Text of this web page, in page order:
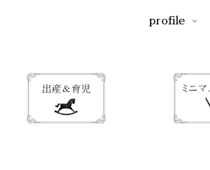
profile